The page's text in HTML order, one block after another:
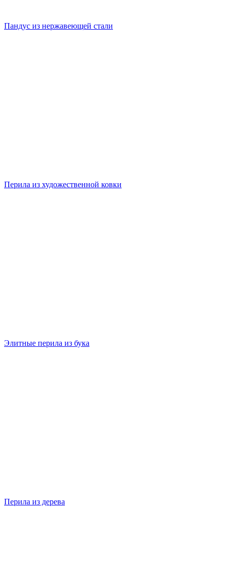
Пандус из нержавеющей стали
Перила из художественной ковки
Элитные перила из бука
Перила из дерева